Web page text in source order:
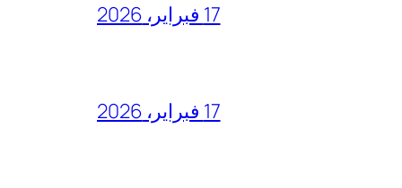
17 فبراير، 2026
17 فبراير، 2026